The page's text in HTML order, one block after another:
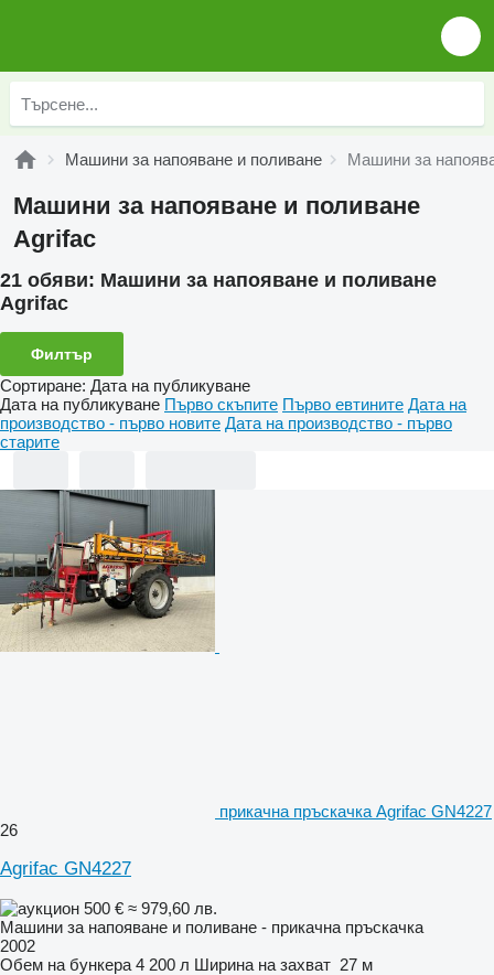
Машини за напояване и поливане Машини за
Машини за напояване и поливане
Agrifac
21 обяви: Машини за напояване и поливане
Agrifac
Филтър
Сортиране: Дата на публикуване
Дата на публикуване Първо скъпите Първо евтините Дата на
производство - първо новите Дата на производство - първо
старите
прикачна пръскачка Agrifac GN4227
26
Agrifac GN4227
500 € ≈ 979,60 лв.
Машини за напояване и поливане - прикачна пръскачка
2002
Обем на бункера 4 200 л Ширина на захват 27 м